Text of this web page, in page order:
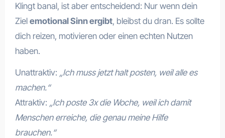
Klingt banal, ist aber entscheidend: Nur wenn dein
Ziel emotional Sinn ergibt, bleibst du dran. Es sollte
dich reizen, motivieren oder einen echten Nutzen
haben.
Unattraktiv: „Ich muss jetzt halt posten, weil alle es
machen.“
Attraktiv: „Ich poste 3x die Woche, weil ich damit
Menschen erreiche, die genau meine Hilfe
brauchen.“